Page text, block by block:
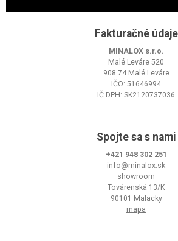
Fakturačné údaje
MINALOX s.r.o.
Malé Leváre 520
908 74 Malé Leváre
IČO: 51646994
IČ DPH: SK2120737036
Spojte sa s nami
+421 948 302 251
info@minalox.sk
showroom
Továrenská 13/K
90101 Malacky
mapa